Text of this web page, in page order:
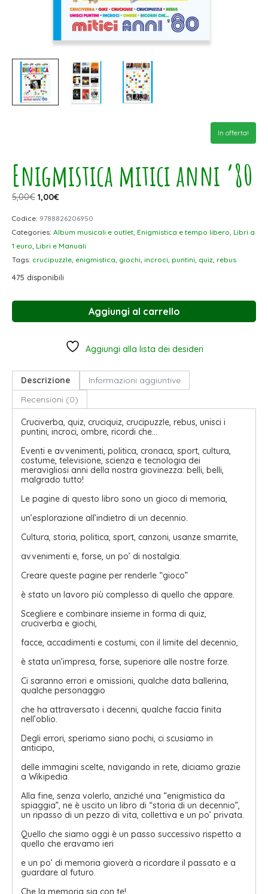
In offerta!
Enigmistica mitici anni ’80
5,00€ 1,00€
Codice: 9788826206950
Categories: Album musicali e outlet Enigmistica e tempo libero Libri a
1 euro Libri e Manuali
Tags: crucipuzzle enigmistica giochi incroci puntini quiz rebus
475 disponibili
Aggiungi al carrello
Aggiungi alla lista dei desideri
Descrizione
Informazioni aggiuntive
Recensioni (0)
Cruciverba, quiz, cruciquiz, crucipuzzle, rebus, unisci i
puntini, incroci, ombre, ricordi che…
Eventi e avvenimenti, politica, cronaca, sport, cultura,
costume, televisione, scienza e tecnologia dei
meravigliosi anni della nostra giovinezza: belli, belli,
malgrado tutto!
Le pagine di questo libro sono un gioco di memoria,
un’esplorazione all’indietro di un decennio.
Cultura, storia, politica, sport, canzoni, usanze smarrite,
avvenimenti e, forse, un po’ di nostalgia.
Creare queste pagine per renderle “gioco”
è stato un lavoro più complesso di quello che appare.
Scegliere e combinare insieme in forma di quiz,
cruciverba e giochi,
facce, accadimenti e costumi, con il limite del decennio,
è stata un’impresa, forse, superiore alle nostre forze.
Ci saranno errori e omissioni, qualche data ballerina,
qualche personaggio
che ha attraversato i decenni, qualche faccia finita
nell’oblio.
Degli errori, speriamo siano pochi, ci scusiamo in
anticipo,
delle immagini scelte, navigando in rete, diciamo grazie
a Wikipedia.
Alla fine, senza volerlo, anziché una “enigmistica da
spiaggia”, ne è uscito un libro di “storia di un decennio”,
un ripasso di un pezzo di vita, collettiva e un po’ privata.
Quello che siamo oggi è un passo successivo rispetto a
quello che eravamo ieri
e un po’ di memoria gioverà a ricordare il passato e a
guardare al futuro.
Che la memoria sia con te!